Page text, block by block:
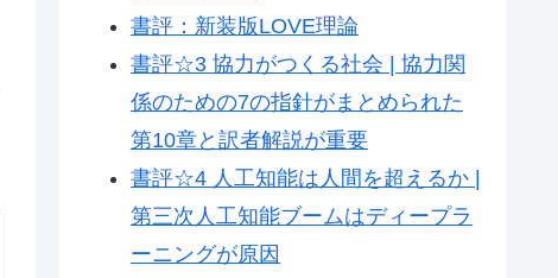
書評：新装版LOVE理論
書評☆3 協力がつくる社会 | 協力関
係のための7の指針がまとめられた
第10章と訳者解説が重要
書評☆4 人工知能は人間を超えるか |
第三次人工知能ブームはディープラ
ーニングが原因